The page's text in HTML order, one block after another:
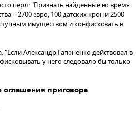
перл: "Признать найденные во время
– 2700 евро, 100 датских крон и 2500
имуществом и конфисковать в
"Если Александр Гапоненко действовал в
у него следовало бы только
оглашения приговора